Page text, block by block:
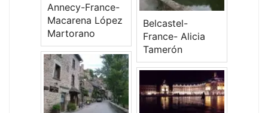
Annecy-France-
Macarena López
Martorano
Belcastel-
France- Alicia
Tamerón